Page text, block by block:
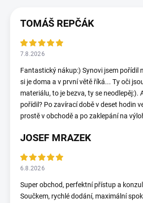
TOMÁŠ REPČÁK
7.8.2026
Fantastický nákup:) Synovi jsem pořídil
si je doma a v první větě říká... Ty oči
materiálu, to je bezva, ty se neodlepěj:).
pořídil? Po zavírací době v deset hodin
prostě v obchodě a po zaklepání na
JOSEF MRAZEK
6.8.2026
Super obchod, perfektní přístup a
Součkem, rychlé dodání, maximální